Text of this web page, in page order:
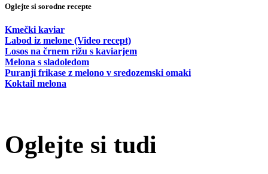
Oglejte si sorodne recepte
Kmečki kaviar
Labod iz melone (Video recept)
Losos na črnem rižu s kaviarjem
Melona s sladoledom
Puranji frikase z melono v sredozemski omaki
Koktail melona
Oglejte si tudi